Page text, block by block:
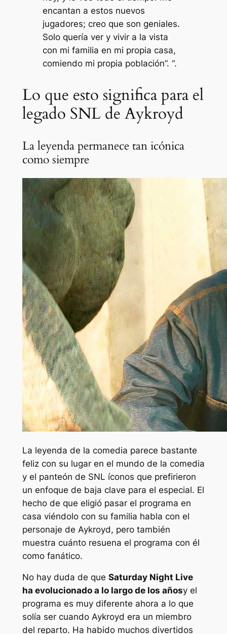
encantan a estos nuevos
jugadores; creo que son geniales.
Solo quería ver y vivir a la vista
con mi familia en mi propia casa,
comiendo mi propia población”. “.
Lo que esto significa para el
legado SNL de Aykroyd
La leyenda permanece tan icónica
como siempre
La leyenda de la comedia parece bastante
feliz con su lugar en el mundo de la comedia
y el panteón de SNL íconos que prefirieron
un enfoque de baja clave para el especial. El
hecho de que eligió pasar el programa en
casa viéndolo con su familia habla con el
personaje de Aykroyd, pero también
muestra cuánto resuena el programa con él
como fanático.
No hay duda de que Saturday Night Live
ha evolucionado a lo largo de los añosy el
programa es muy diferente ahora a lo que
solía ser cuando Aykroyd era un miembro
del reparto. Ha habido muchos divertidos